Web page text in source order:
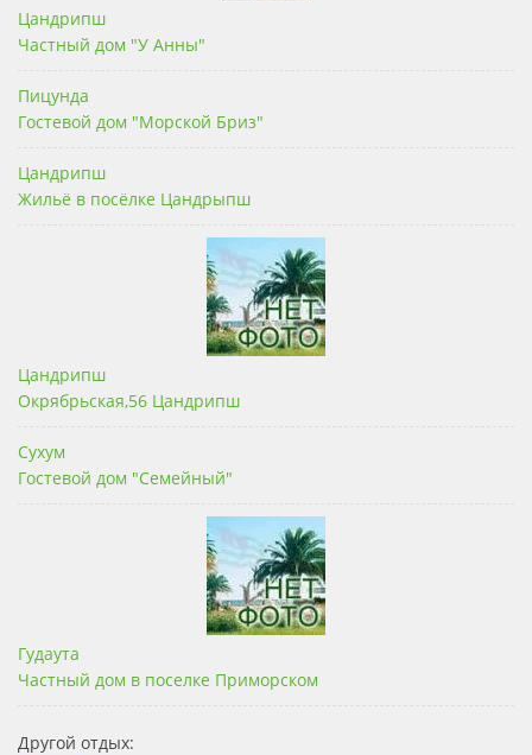
Цандрипш
Частный дом "У Анны"
Пицунда
Гостевой дом "Морской Бриз"
Цандрипш
Жильё в посёлке Цандрыпш
Цандрипш
Окрябрьская,56 Цандрипш
Сухум
Гостевой дом "Семейный"
Гудаута
Частный дом в поселке Приморском
Другой отдых: